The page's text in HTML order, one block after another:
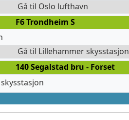
Gå til Oslo lufthavn
F6 Trondheim S
Gå til Lillehammer skysstasjon
140 Segalstad bru - Forset